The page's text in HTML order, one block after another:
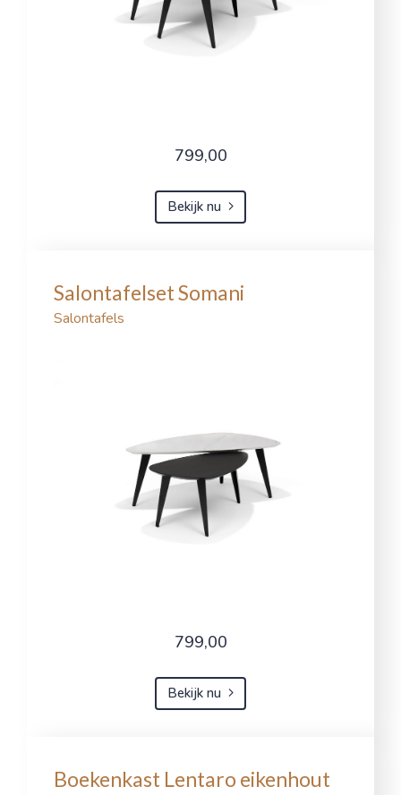
799,00
Bekijk nu
Salontafelset Somani
Salontafels
799,00
Bekijk nu
Boekenkast Lentaro eikenhout